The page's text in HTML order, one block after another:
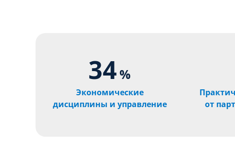
34%
Экономические
дисциплины и управление
от